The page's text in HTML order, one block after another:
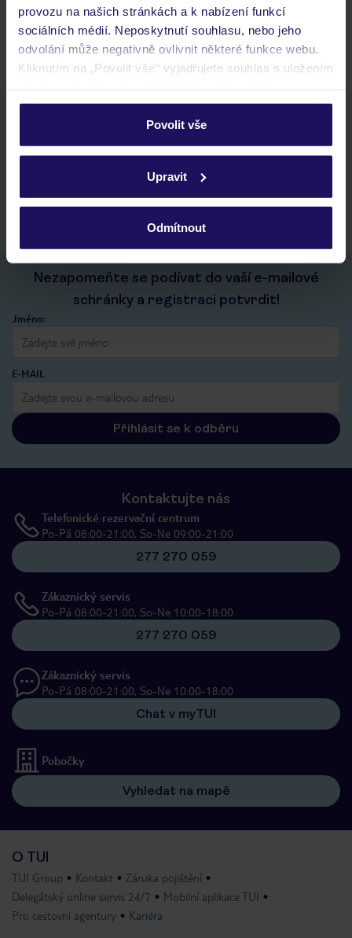
provozu na našich stránkách a k nabízení funkcí
sociálních médií. Neposkytnutí souhlasu, nebo jeho
odvolání může negativně ovlivnit některé funkce webu.
Kliknutím na „Povolit vše“ vyjadřujete souhlas s uložením
personalizovat v sekci „Personalizace“.
Podrobné informace o souborech cookie naleznete v
ochrany osobních údajů.
Povolit vše
Upravit
Odmítnout
Zobrazit další
rychlé vyhledávání a prohlížení nabídek
seznam oblíbených nabídek a možnost jejich sdílení
historie vyhledávání a naposledy zobrazené nabídky
Nezapomeňte se podívat do vaší e-mailové
schránky a registraci potvrdit!
Jméno:
E-MAIL
Přihlásit se k odběru
Kontaktujte nás
Telefonické rezervační centrum
Po-Pá 08:00-21:00, So-Ne 09:00-21:00
277 270 059
Zákaznický servis
Po-Pá 08:00-21:00, So-Ne 10:00-18:00
277 270 059
Zákaznický servis
Po-Pá 08:00-21:00, So-Ne 10:00-18:00
Chat v myTUI
Pobočky
Vyhledat na mapě
O TUI
TUI Group Kontakt
Záruka pojištění
Delegátský online servis 24/7
Mobilní aplikace TUI
Pro cestovní agentury
Kariéra